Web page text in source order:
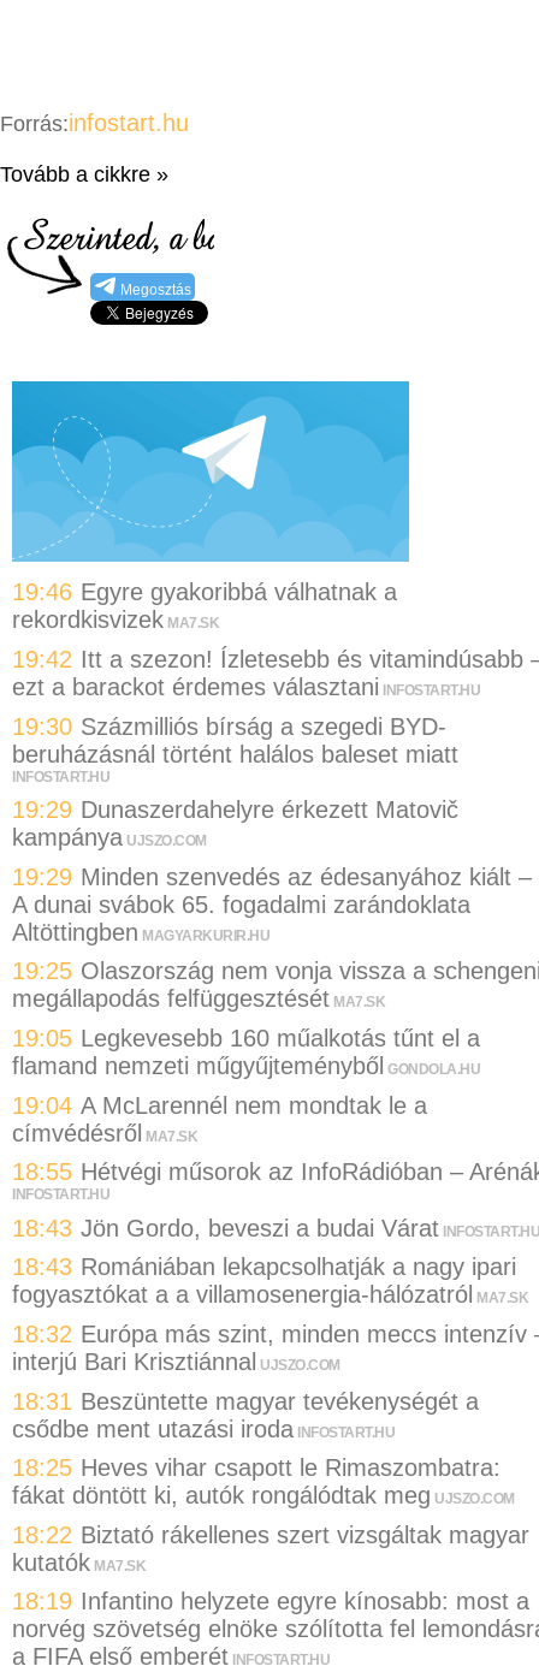
Forrás:infostart.hu
Tovább a cikkre »
Megosztás
19:46 Egyre gyakoribbá válhatnak a
rekordkisvizek MA7.SK
19:42 Itt a szezon! Ízletesebb és vitamindúsabb
ezt a barackot érdemes választani
INFOSTART.HU
19:30 Százmilliós bírság a szegedi BYD-
beruházásnál történt halálos baleset miatt
INFOSTART.HU
19:29 Dunaszerdahelyre érkezett Matovič
kampánya UJSZO.COM
19:29 Minden szenvedés az édesanyához kiált –
A dunai svábok 65. fogadalmi zarándoklata
Altöttingben MAGYARKURIR.HU
19:25 Olaszország nem vonja vissza a
megállapodás felfüggesztését MA7.SK
19:05 Legkevesebb 160 műalkotás tűnt el a
flamand nemzeti műgyűjteményből GONDOLA.HU
19:04 A McLarennél nem mondtak le a
címvédésről MA7.SK
18:55 Hétvégi műsorok az InfoRádióban –
INFOSTART.HU
18:43 Jön Gordo, beveszi a budai Várat INFOSTART.HU
18:43 Romániában lekapcsolhatják a nagy ipari
fogyasztókat a a villamosenergia-hálózatról
MA7.SK
18:32 Európa más szint, minden meccs intenzív
interjú Bari Krisztiánnal UJSZO.COM
18:31 Beszüntette magyar tevékenységét a
csődbe ment utazási iroda INFOSTART.HU
18:25 Heves vihar csapott le Rimaszombatra:
fákat döntött ki, autók rongálódtak meg UJSZO.COM
18:22 Biztató rákellenes szert vizsgáltak magyar
kutatók MA7.SK
18:19 Infantino helyzete egyre kínosabb: most a
norvég szövetség elnöke szólította fel
a FIFA első emberét INFOSTART.HU